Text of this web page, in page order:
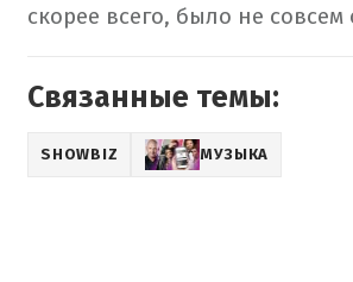
скорее всего, было не
Связанные темы:
SHOWBIZ МУЗЫКА